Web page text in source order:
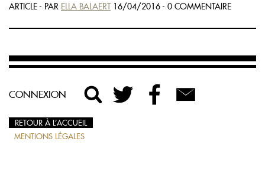
ARTICLE - PAR ELLA BALAERT16/04/2016 - 0 COMMENTAIRE
CONNEXION
RETOUR À L’ACCUEIL
MENTIONS LÉGALES